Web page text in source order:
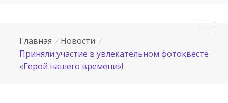
Главная / Новости /
Приняли участие в увлекательном фотоквесте
«Герой нашего времени»!